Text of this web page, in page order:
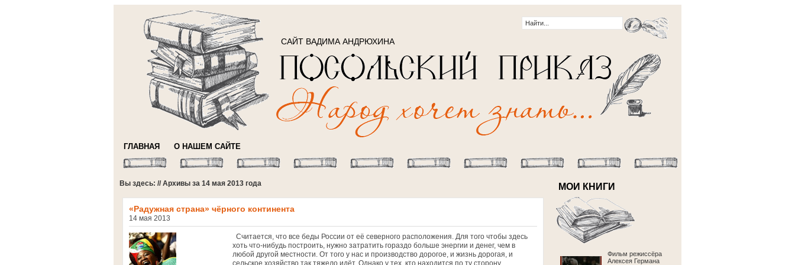
САЙТ ВАДИМА АНДРЮХИНА
ГЛАВНАЯ О НАШЕМ САЙТЕ
Вы здесь: // Архивы за 14 мая 2013 года
«Радужная страна» чёрного континента
14 мая 2013
Считается, что все беды России от её северного расположения. Для того чтобы здесь
хоть что-нибудь построить, нужно затратить гораздо больше энергии и денег, чем в
любой другой местности. От того у нас и производство дорогое, и жизнь дорогая, и
сельское хозяйство так тяжело идёт. Однако у тех, кто находится по ту сторону
МОИ КНИГИ
Фильм режиссёра
Алексея Германа